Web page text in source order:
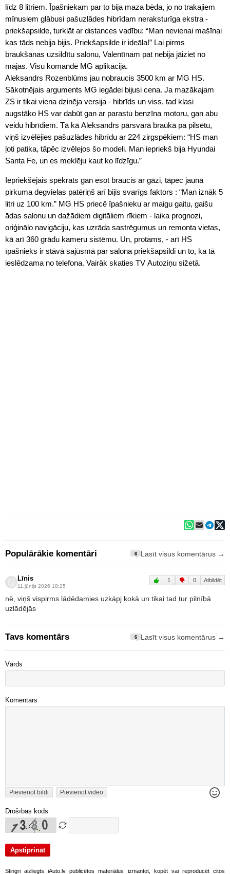
līdz 8 litriem. Īpašniekam par to bija maza bēda, jo no trakajiem
mīnusiem glābusi pašuzlādes hibrīdam neraksturīga ekstra -
priekšapsilde, turklāt ar distances vadību: “Man nevienai mašīnai
kas tāds nebija bijis. Priekšapsilde ir ideāla!” Lai pirms
braukšanas uzsildītu salonu, Valentīnam pat nebija jāiziet no
mājas. Visu komandē MG aplikācija.
Aleksandrs Rozenblūms jau nobraucis 3500 km ar MG HS.
Sākotnējais arguments MG iegādei bijusi cena. Ja mazākajam
ZS ir tikai viena dzinēja versija - hibrīds un viss, tad klasi
augstāko HS var dabūt gan ar parastu benzīna motoru, gan abu
veidu hibrīdiem. Tā kā Aleksandrs pārsvarā braukā pa pilsētu,
viņš izvēlējies pašuzlādes hibrīdu ar 224 zirgspēkiem: “HS man
ļoti patika, tāpēc izvēlejos šo modeli. Man iepriekš bija Hyundai
Santa Fe, un es meklēju kaut ko līdzīgu.”
Iepriekšējais spēkrats gan esot braucis ar gāzi, tāpēc jaunā
pirkuma degvielas patēriņš arī bijis svarīgs faktors : “Man iznāk 5
litri uz 100 km.” MG HS priecē īpašnieku ar maigu gaitu, gaišu
ādas salonu un dažādiem digitāliem rīkiem - laika prognozi,
oriģinālo navigāciju, kas uzrāda sastrēgumus un remonta vietas,
kā arī 360 grādu kameru sistēmu. Un, protams, - arī HS
īpašnieks ir stāvā sajūsmā par salona priekšapsildi un to, ka tā
ieslēdzama no telefona. Vairāk skaties TV Autoziņu sižetā.
Populārākie komentāri 6 Lasīt visus komentārus →
Līnis
11.jūnijs 2026 18:25
1 0 Atbildēt
nē, viņš vispirms lādēdamies uzkāpj kokā un tikai tad tur pilnībā
uzlādējās
Tavs komentārs 6 Lasīt visus komentārus →
Vārds
Komentārs
Pievienot bildi Pievienot video
Drošības kods
Stingri aizliegts iAuto.lv publicētos materiālus izmantot, kopēt vai reproducēt citos